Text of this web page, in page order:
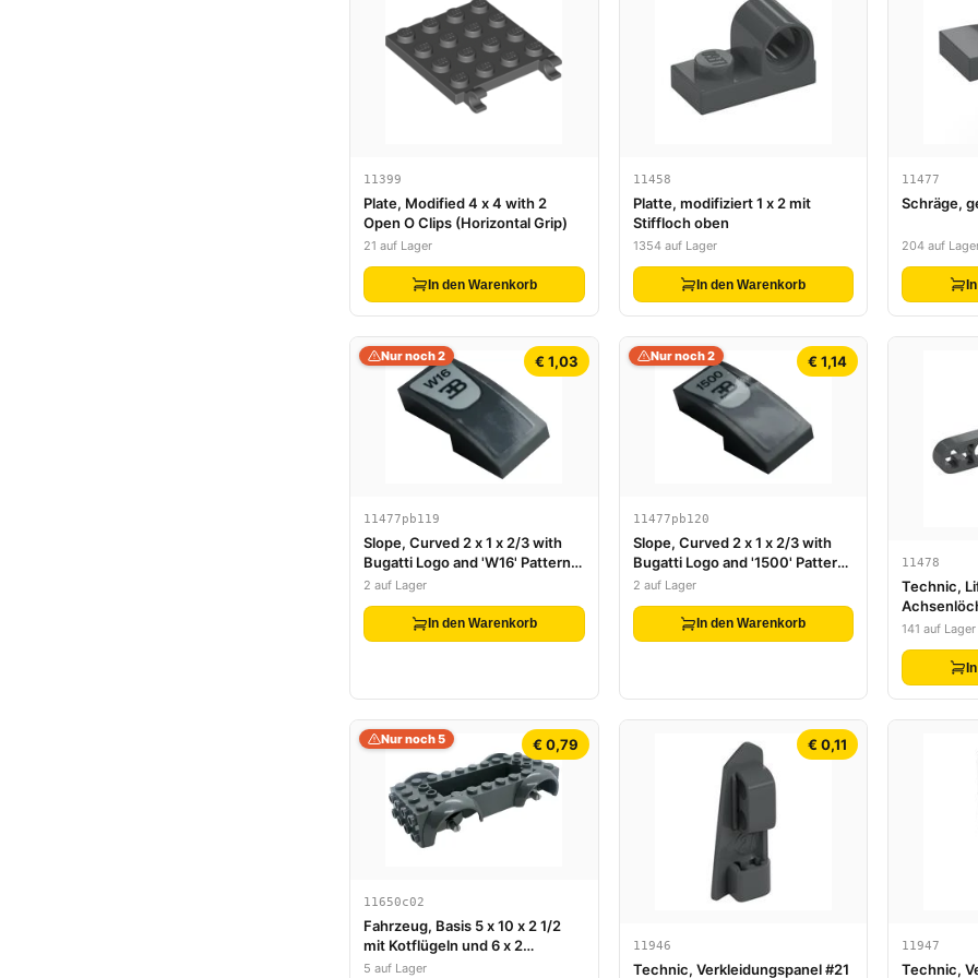
11399
Plate, Modified 4 x 4 with 2
Open O Clips (Horizontal Grip)
21 auf Lager
In den Warenkorb
11458
Platte, modifiziert 1 x 2 mit
Stiffloch oben
1354 auf Lager
In den Warenkorb
11477
Schräge,
204 auf
€ 1,03
Nur noch 2
11477pb119
Slope, Curved 2 x 1 x 2/3 with
Bugatti Logo and 'W16' Pattern
(Sticker) - Set 42083
2 auf Lager
In den Warenkorb
€ 1,14
Nur noch 2
11477pb120
Slope, Curved 2 x 1 x 2/3 with
Bugatti Logo and '1500' Pattern
(Sticker) - Set 42083
2 auf Lager
In den Warenkorb
11478
Technic,
141 auf Lager
€ 0,79
Nur noch 5
11650c02
Fahrzeug, Basis 5 x 10 x 2 1/2
mit Kotflügeln und 6 x 2
versenkte Mitte mit 3 Löchern
5 auf Lager
€ 0,11
11946
Technic, Verkleidungspanel #21
11947
Technic,